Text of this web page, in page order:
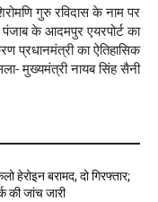
गुरु रविदास के नाम पर
पंजाब के आदमपुर एयरपोर्ट का
प्रधानमंत्री का ऐतिहासिक
मुख्यमंत्री नायब सिंह सैनी
हेरोइन बरामद, दो गिरफ्तार;
की जांच जारी